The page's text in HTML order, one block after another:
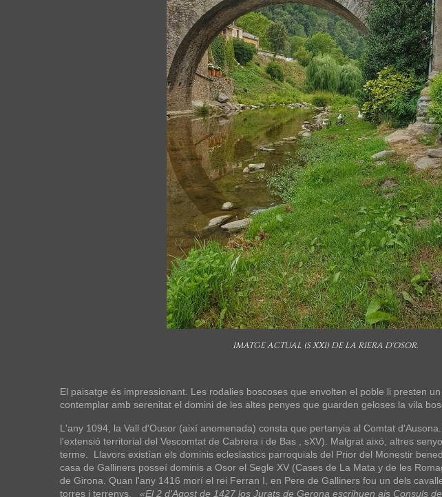
IMATGE ACTUAL (S XXI) DE LA RIERA D'OSOR.
El paisatge és impressionant. Les rodalies boscoses que envolten el poble li presten
contemplar amb serenitat el domini de les altes penyes que guarden geloses la vila
L'any 1094, la Vall d'Ousor (així anomenada) consta que pertanyia al Comtat
l'extensió territorial del Vescomtat de Cabrera i de Bas , sXV). Malgrat aixó, altres
terme. Llavors existían els dominis ecleslastics parroquials del Prior del Monestir
casa de Galliners posseí dominis a Osor el Segle XV (Cases de La Mata y de les
de Girona. Quan l'any 1416 morí el rei Ferran I, en Pere de Galliners fou un dels
torres i terrenys. «El 2 d'Agost de 1427 los Jurats de Gerona escrihuen ais Consuls